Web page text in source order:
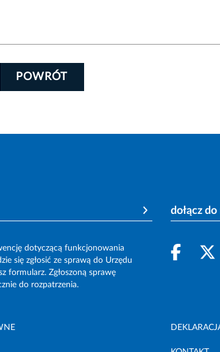
POWRÓT
dotyczącą funkcjonowania
się zgłosić ze sprawą do Urzędu
formularz. Zgłoszoną sprawę
do rozpatrzenia.
dołącz do